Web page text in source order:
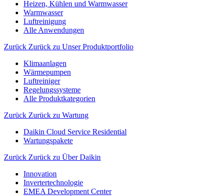
Heizen, Kühlen und Warmwasser
Warmwasser
Luftreinigung
Alle Anwendungen
Zurück Zurück zu Unser Produktportfolio
Klimaanlagen
Wärmepumpen
Luftreiniger
Regelungssysteme
Alle Produktkategorien
Zurück Zurück zu Wartung
Daikin Cloud Service Residential
Wartungspakete
Zurück Zurück zu Über Daikin
Innovation
Invertertechnologie
EMEA Development Center